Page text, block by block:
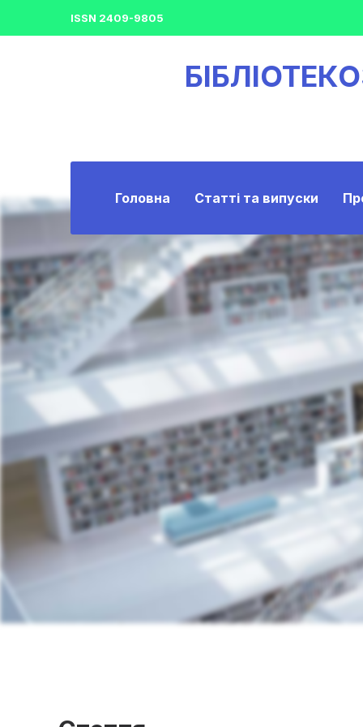
ISSN 2409-9805
Головна Статті та випуски